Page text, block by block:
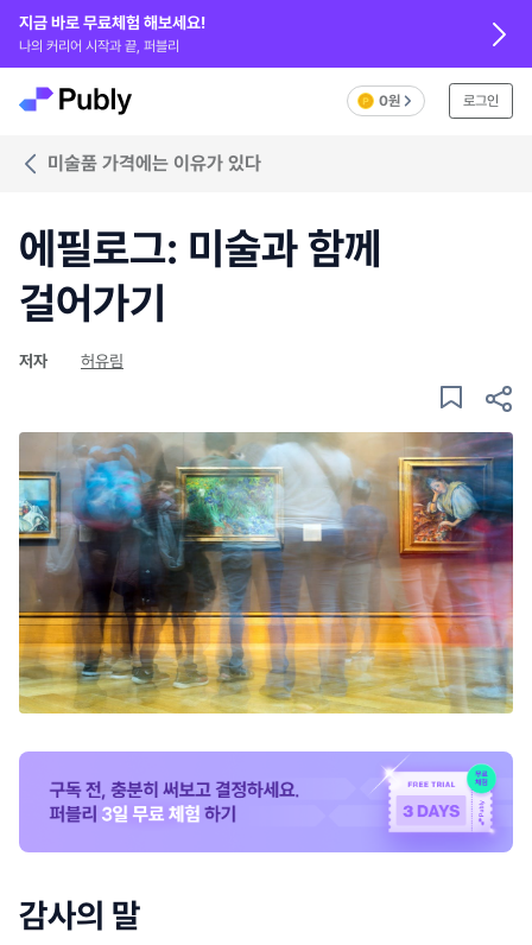
지금 바로 무료체험 해보세요!
나의 커리어 시작과 끝, 퍼블리
0원 로그인
미술품 가격에는 이유가 있다
에필로그: 미술과 함께
걸어가기
저자 허유림
감사의 말